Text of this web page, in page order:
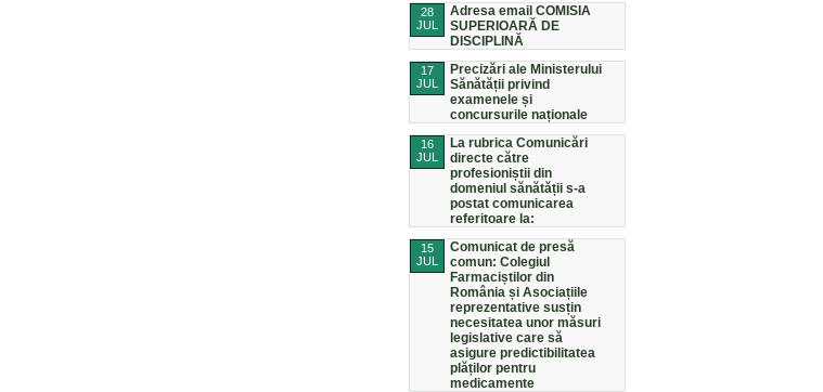
28
JUL
Adresa email COMISIA
SUPERIOARĂ DE
DISCIPLINĂ
17
JUL
Precizări ale Ministerului
Sănătății privind
examenele și
concursurile naționale
16
JUL
La rubrica Comunicări
directe către
profesioniștii din
domeniul sănătății s-a
postat comunicarea
referitoare la:
15
JUL
Comunicat de presă
comun: Colegiul
Farmaciștilor din
România și Asociațiile
reprezentative susțin
necesitatea unor măsuri
legislative care să
asigure predictibilitatea
plăților pentru
medicamente